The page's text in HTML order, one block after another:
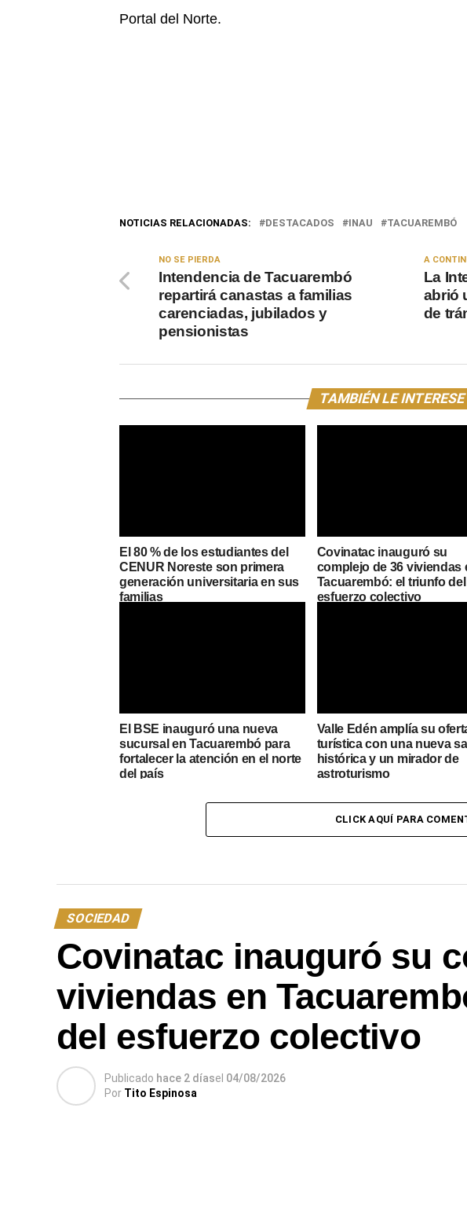
Portal del Norte.
NOTICIAS RELACIONADAS: DESTACADOS INAU TACUAREMBÓ
A
La
abrió
de
NO SE PIERDA
Intendencia de Tacuarembó
repartirá canastas a familias
carenciadas, jubilados y
pensionistas
TAMBIÉN LE
El 80 % de los estudiantes del
CENUR Noreste son primera
generación universitaria en sus
familias
Covinatac inauguró su
complejo de 36 viviendas
Tacuarembó: el triunfo del
esfuerzo colectivo
El BSE inauguró una nueva
sucursal en Tacuarembó para
fortalecer la atención en el norte
del país
Valle Edén amplía su
turística con una nueva
histórica y un mirador de
astroturismo
CLICK AQUÍ PARA
SOCIEDAD
Covinatac inauguró su
viviendas en
del esfuerzo colectivo
Publicado hace 2 díasel 04/08/2026
Por Tito Espinosa